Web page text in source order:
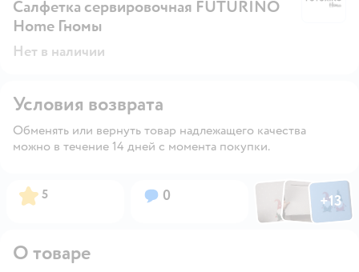
Салфетка сервировочная FUTURINO
Home Гномы
Нет в наличии
Условия возврата
Обменять или вернуть товар надлежащего качества
можно в течение 14 дней с момента покупки.
Рейтинг:
5 Вопросов:
0 ФотоФотоФото
+13
Открыть
О товаре